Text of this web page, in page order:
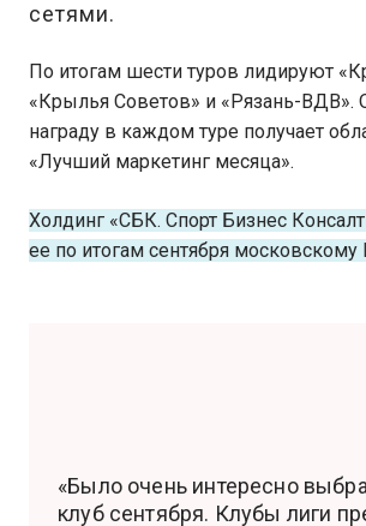
сетями.
По итогам шести туров лидируют
«Крылья Советов» и «Рязань-ВДВ».
награду в каждом туре получает
«Лучший маркетинг месяца».
Холдинг «СБК. Спорт Бизнес
ее по итогам сентября
«Было очень интересно
клуб сентября. Клубы лиги